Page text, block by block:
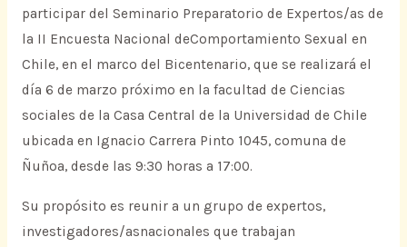
participar del Seminario Preparatorio de Expertos/as de
la II Encuesta Nacional deComportamiento Sexual en
Chile, en el marco del Bicentenario, que se realizará el
día 6 de marzo próximo en la facultad de Ciencias
sociales de la Casa Central de la Universidad de Chile
ubicada en Ignacio Carrera Pinto 1045, comuna de
Ñuñoa, desde las 9:30 horas a 17:00.
Su propósito es reunir a un grupo de expertos,
investigadores/asnacionales que trabajan